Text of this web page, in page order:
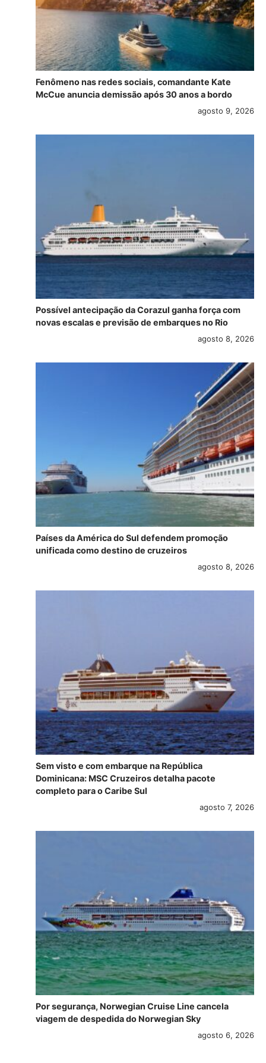
Fenômeno nas redes sociais, comandante Kate
McCue anuncia demissão após 30 anos a bordo
agosto 9, 2026
Possível antecipação da Corazul ganha força com
novas escalas e previsão de embarques no Rio
agosto 8, 2026
Países da América do Sul defendem promoção
unificada como destino de cruzeiros
agosto 8, 2026
Sem visto e com embarque na República
Dominicana: MSC Cruzeiros detalha pacote
completo para o Caribe Sul
agosto 7, 2026
Por segurança, Norwegian Cruise Line cancela
viagem de despedida do Norwegian Sky
agosto 6, 2026